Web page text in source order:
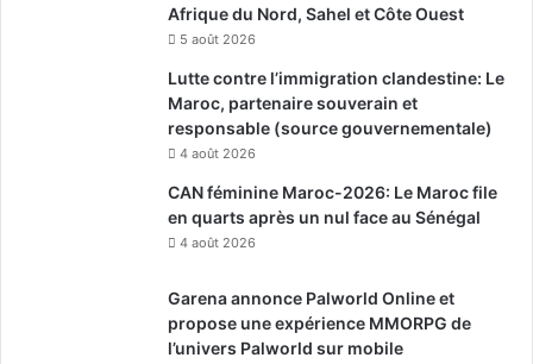
Afrique du Nord, Sahel et Côte Ouest
5 août 2026
Lutte contre l’immigration clandestine: Le
Maroc, partenaire souverain et
responsable (source gouvernementale)
4 août 2026
CAN féminine Maroc-2026: Le Maroc file
en quarts après un nul face au Sénégal
4 août 2026
Garena annonce Palworld Online et
propose une expérience MMORPG de
l’univers Palworld sur mobile